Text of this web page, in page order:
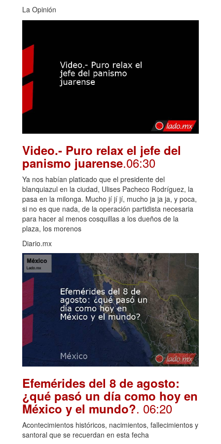
La Opinión
Video.- Puro relax el jefe del
panismo juarense.06:30
Ya nos habían platicado que el presidente del
blanquiazul en la ciudad, Ulises Pacheco Rodríguez, la
pasa en la milonga. Mucho jí jí jí, mucho ja ja ja, y poca,
si no es que nada, de la operación partidista necesaria
para hacer al menos cosquillas a los dueños de la
plaza, los morenos
Diario.mx
Efemérides del 8 de agosto:
¿qué pasó un día como hoy en
México y el mundo?. 06:20
Acontecimientos históricos, nacimientos, fallecimientos y
santoral que se recuerdan en esta fecha